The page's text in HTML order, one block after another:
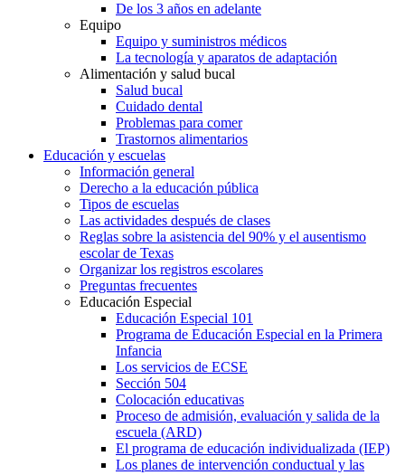
De los 3 años en adelante
Equipo
Equipo y suministros médicos
La tecnología y aparatos de adaptación
Alimentación y salud bucal
Salud bucal
Cuidado dental
Problemas para comer
Trastornos alimentarios
Educación y escuelas
Información general
Derecho a la educación pública
Tipos de escuelas
Las actividades después de clases
Reglas sobre la asistencia del 90% y el ausentismo
escolar de Texas
Organizar los registros escolares
Preguntas frecuentes
Educación Especial
Educación Especial 101
Programa de Educación Especial en la Primera
Infancia
Los servicios de ECSE
Sección 504
Colocación educativas
Proceso de admisión, evaluación y salida de la
escuela (ARD)
El programa de educación individualizada (IEP)
Los planes de intervención conductual y las